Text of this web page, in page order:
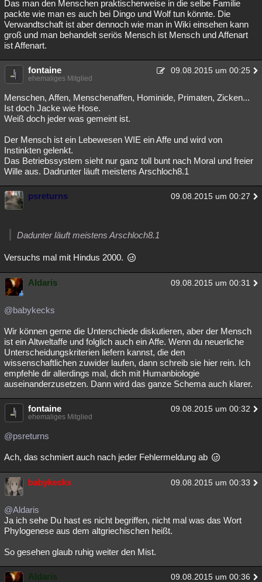
Das man den Menschen praktischerweise in die selbe Familie
packte wie man es auch bei Dingo und Wolf tun könnte. Die
Verwandtschaft ist aber dennoch wie man in Wiki einsehen kann
groß und man behandelt seriös Mensch ist Mensch und Affenart
ist Affenart.
fontaine 09.08.2015 um 00:25
ehemaliges Mitglied
Menschen, Affen, Menschenaffen, Hominide, Primaten, Zicken...
Ist doch Jacke wie Hose.
Weiß doch jeder was gemeint ist.
Der Mensch ist ein Lebewesen WIE ein Affe und wird von
Instinkten gelenkt.
Das Betriebssystem sieht nur ganz toll bunt nach Moral und freier
Wille aus. Dadrunter läuft meistens Arschloch8.1
psreturns 09.08.2015 um 00:27
Dadunter läuft meistens Arschloch8.1
Versuchs mal mit Hindus 2000.
Aldaris 09.08.2015 um 00:31
@babykecks
Wir können gerne die Unterschiede diskutieren, aber der Mensch
ist ein Altweltaffe und folglich auch ein Affe. Wenn du neuerliche
Unterscheidungskriterien liefern kannst, die den
wissenschaftlichen zuwider laufen, dann schreib sie hier rein. Ich
empfehle dir allerdings mal, dich mit Humanbiologie
auseinanderzusetzen. Dann wird das ganze Schema auch klarer.
fontaine 09.08.2015 um 00:32
ehemaliges Mitglied
@psreturns
Ach, das schmiert auch nach jeder Fehlermeldung ab
babykecks 09.08.2015 um 00:33
@Aldaris
Ja ich sehe Du hast es nicht begriffen, nicht mal was das Wort
Phylogenese aus dem altgriechischen heißt.
So gesehen glaub ruhig weiter den Mist.
Aldaris 09.08.2015 um 00:36